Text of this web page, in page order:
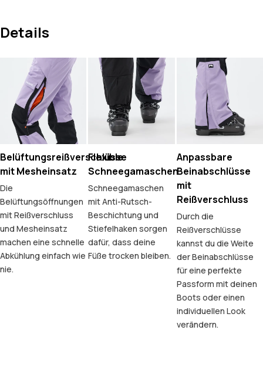
Details
Belüftungsreißverschlüsse
mit Mesheinsatz
Die
Belüftungsöffnungen
mit Reißverschluss
und Mesheinsatz
machen eine schnelle
Abkühlung einfach wie
nie.
Flexible
Schneegamaschen
Schneegamaschen
mit Anti-Rutsch-
Beschichtung und
Stiefelhaken sorgen
dafür, dass deine
Füße trocken bleiben.
Anpassbare
Beinabschlüsse
mit
Reißverschluss
Durch die
Reißverschlüsse
kannst du die Weite
der Beinabschlüsse
für eine perfekte
Passform mit deinen
Boots oder einen
individuellen Look
verändern.